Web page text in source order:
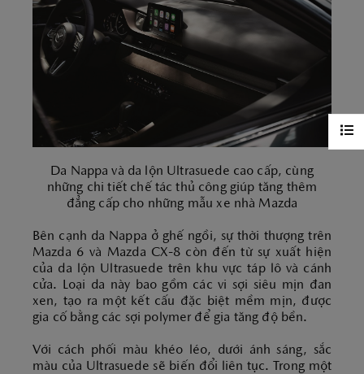
Da Nappa và da lộn Ultrasuede cao cấp, cùng
những chi tiết chế tác thủ công giúp tăng thêm
đẳng cấp cho những mẫu xe nhà Mazda
Bên cạnh da Nappa ở ghế ngồi, sự thời thượng trên
Mazda 6 và Mazda CX-8 còn đến từ sự xuất hiện
của da lộn Ultrasuede trên khu vực táp lô và cánh
cửa. Loại da này bao gồm các vi sợi siêu mịn đan
xen, tạo ra một kết cấu đặc biệt mềm mịn, được
gia cố bằng các sợi polymer để gia tăng độ bền.
Với cách phối màu khéo léo, dưới ánh sáng, sắc
màu của Ultrasuede sẽ biến đổi liên tục. Trong một